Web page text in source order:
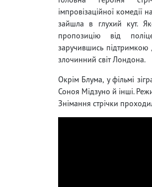
імпровізаційної комедії
зайшла в глухий кут.
пропозицію від
заручившись підтримкою
злочинний світ Лондона.
Окрім Блума, у фільмі
Соноя Мідзуно й інші.
Знімання стрічки